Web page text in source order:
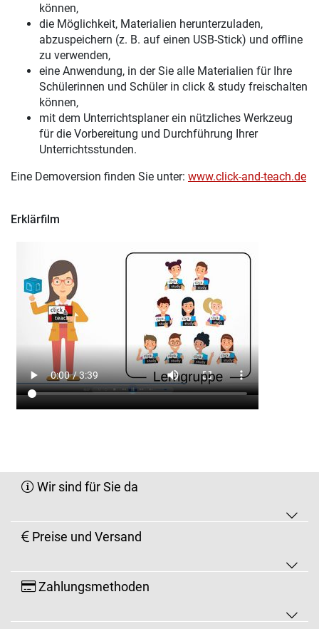
können,
die Möglichkeit, Materialien herunterzuladen,
abzuspeichern (z. B. auf einen USB-Stick) und offline
zu verwenden,
eine Anwendung, in der Sie alle Materialien für Ihre
Schülerinnen und Schüler in click & study freischalten
können,
mit dem Unterrichtsplaner ein nützliches Werkzeug
für die Vorbereitung und Durchführung Ihrer
Unterrichtsstunden.
Eine Demoversion finden Sie unter: www.click-and-teach.de
Erklärfilm
Wir sind für Sie da
Preise und Versand
Zahlungsmethoden